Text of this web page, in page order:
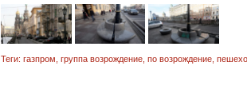
Теги: газпром группа возрождение по возрождение